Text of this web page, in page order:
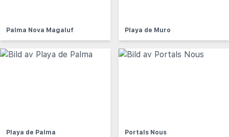
Palma Nova Magaluf Playa de Muro
Playa de Palma Portals Nous